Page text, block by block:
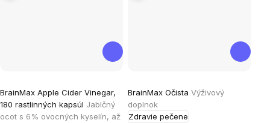
BrainMax Apple Cider Vinegar,
180 rastlinných kapsúl Jablčný
ocot s 6% ovocných kyselín, až
BrainMax Očista Výživový
doplnok
Zdravie pečene